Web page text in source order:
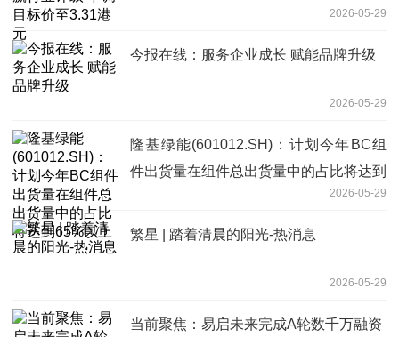
2026-05-29
今报在线：服务企业成长 赋能品牌升级
2026-05-29
隆基绿能(601012.SH)：计划今年BC组
件出货量在组件总出货量中的占比将达到
2026-05-29
繁星 | 踏着清晨的阳光-热消息
2026-05-29
当前聚焦：易启未来完成A轮数千万融资